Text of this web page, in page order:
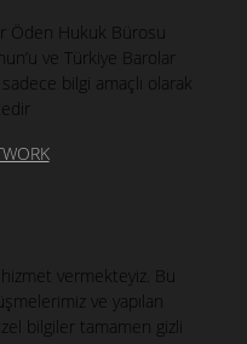
Öden Hukuk Bürosu
ve Türkiye Barolar
bilgi amaçlı olarak
vermekteyiz. Bu
ve yapılan
bilgiler tamamen gizli